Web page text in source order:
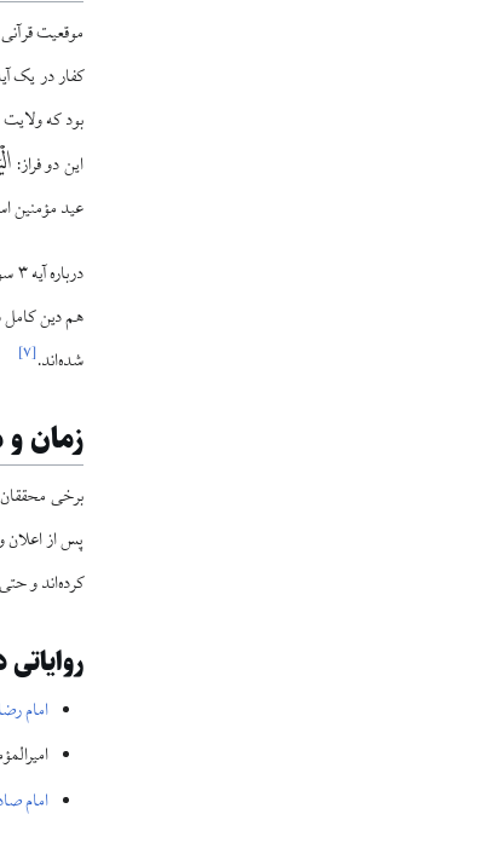
کفار در یک
بود که ولایت
این دو فراز:
عید مؤمنین
درباره آیه ۳ سوره مائده هم روایتی
هم دین
شده‌اند.[۷]
زمان و
پس از اعلان
کرده‌اند و
امام
امام